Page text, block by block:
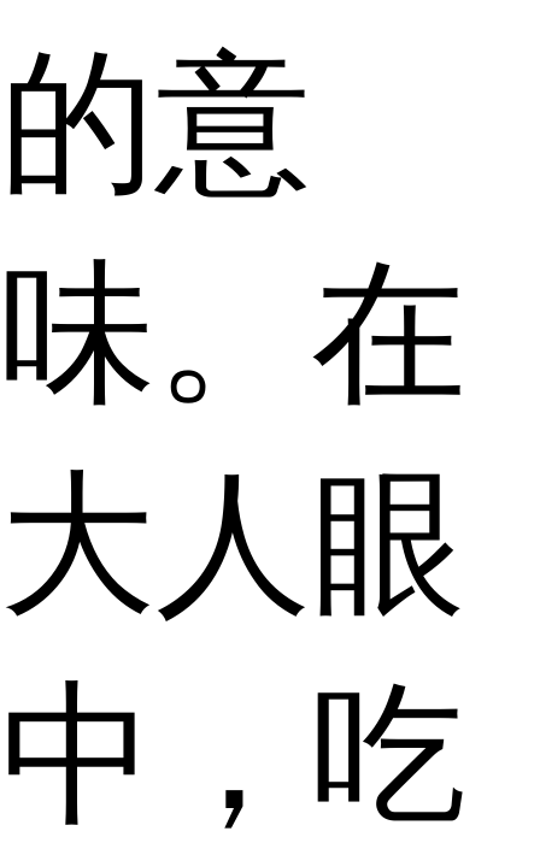
的意
味。在
大人眼
中，吃